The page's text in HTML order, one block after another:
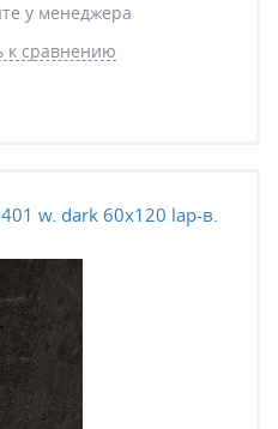
у менеджера
к сравнению
w. dark 60x120 lap-в.